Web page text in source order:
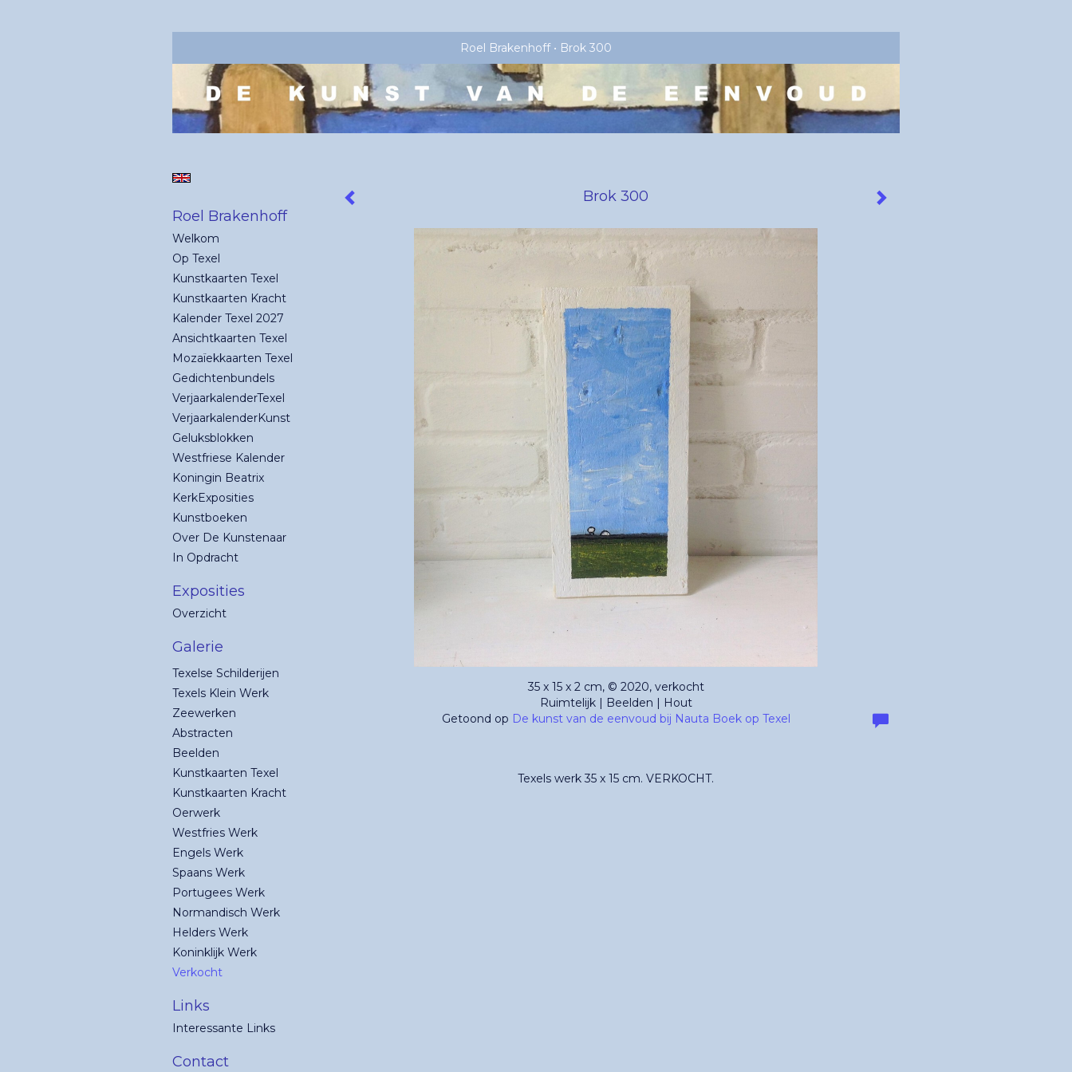
Roel Brakenhoff Brok 300
Brok 300
35 x 15 x 2 cm, © 2020, verkocht
Ruimtelijk | Beelden | Hout
Getoond op De kunst van de eenvoud bij Nauta Boek op Texel
Texels werk 35 x 15 cm. VERKOCHT.
Roel Brakenhoff
Welkom
Op Texel
Kunstkaarten Texel
Kunstkaarten Kracht
Kalender Texel 2027
Ansichtkaarten Texel
Mozaïekkaarten Texel
Gedichtenbundels
VerjaarkalenderTexel
VerjaarkalenderKunst
Geluksblokken
Westfriese Kalender
Koningin Beatrix
KerkExposities
Kunstboeken
Over De Kunstenaar
In Opdracht
Exposities
Overzicht
Galerie
Texelse Schilderijen
Texels Klein Werk
Zeewerken
Abstracten
Beelden
Kunstkaarten Texel
Kunstkaarten Kracht
Oerwerk
Westfries Werk
Engels Werk
Spaans Werk
Portugees Werk
Normandisch Werk
Helders Werk
Koninklijk Werk
Verkocht
Links
Interessante Links
Contact